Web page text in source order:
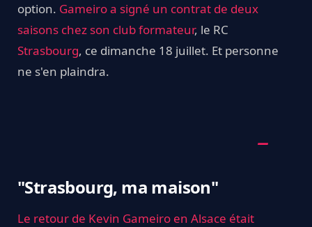
option. Gameiro a signé un contrat de deux
saisons chez son club formateur, le RC
Strasbourg, ce dimanche 18 juillet. Et personne
ne s'en plaindra.
"Strasbourg, ma maison"
Le retour de Kevin Gameiro en Alsace était